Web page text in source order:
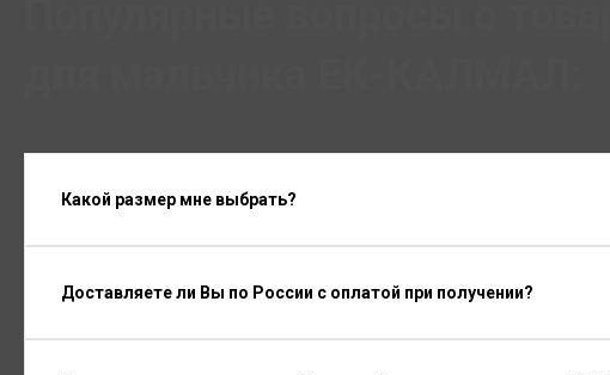
Какой размер мне выбрать?
Доставляете ли Вы по России с оплатой при получении?